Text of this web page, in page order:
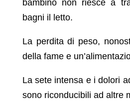
bambino non riesce a
bagni il letto.
La perdita di peso,
della fame e
La sete intensa e i dolori
sono riconducibili ad altre